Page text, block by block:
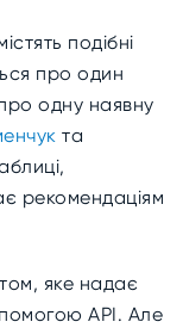
подібні
про один
одну наявну
та
рекомендаціям
яке надає
АРІ. Але